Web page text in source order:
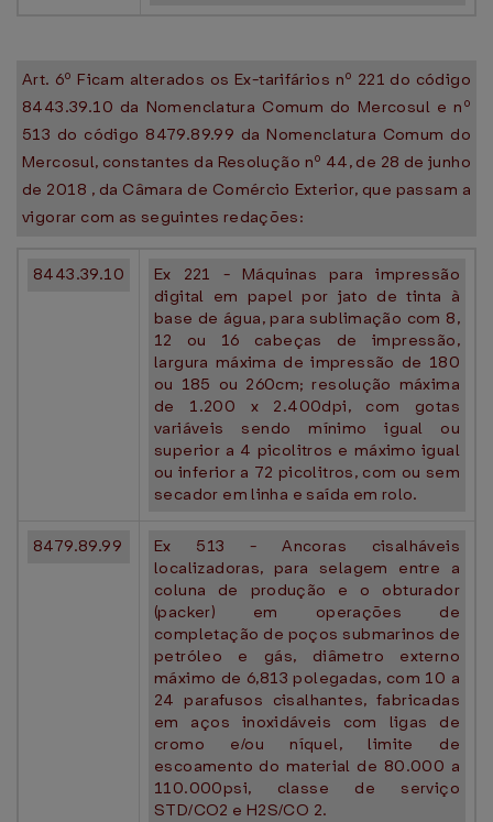
Art. 6º Ficam alterados os Ex-tarifários nº 221 do código
8443.39.10 da Nomenclatura Comum do Mercosul e nº
513 do código 8479.89.99 da Nomenclatura Comum do
Mercosul, constantes da Resolução nº 44, de 28 de junho
de 2018 , da Câmara de Comércio Exterior, que passam a
vigorar com as seguintes redações:
8443.39.10
Ex 221 - Máquinas para impressão
digital em papel por jato de tinta à
base de água, para sublimação com 8,
12 ou 16 cabeças de impressão,
largura máxima de impressão de 180
ou 185 ou 260cm; resolução máxima
de 1.200 x 2.400dpi, com gotas
variáveis sendo mínimo igual ou
superior a 4 picolitros e máximo igual
ou inferior a 72 picolitros, com ou sem
secador em linha e saída em rolo.
8479.89.99
Ex 513 - Ancoras cisalháveis
localizadoras, para selagem entre a
coluna de produção e o obturador
(packer) em operações de
completação de poços submarinos de
petróleo e gás, diâmetro externo
máximo de 6,813 polegadas, com 10 a
24 parafusos cisalhantes, fabricadas
em aços inoxidáveis com ligas de
cromo e/ou níquel, limite de
escoamento do material de 80.000 a
110.000psi, classe de serviço
STD/CO2 e H2S/CO 2.